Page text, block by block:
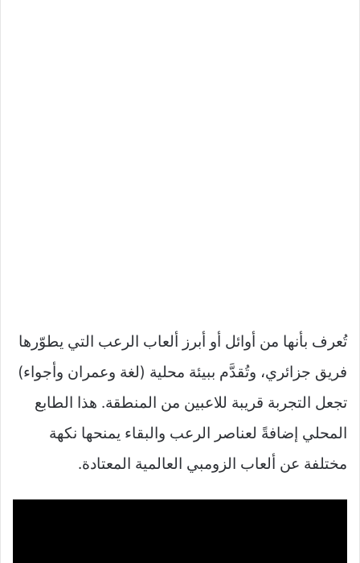
تُعرف بأنها من أوائل أو أبرز ألعاب الرعب التي يطوّرها
فريق جزائري، وتُقدَّم ببيئة محلية (لغة وعمران وأجواء)
تجعل التجربة قريبة للاعبين من المنطقة. هذا الطابع
المحلي إضافةً لعناصر الرعب والبقاء يمنحها نكهة
مختلفة عن ألعاب الزومبي العالمية المعتادة.